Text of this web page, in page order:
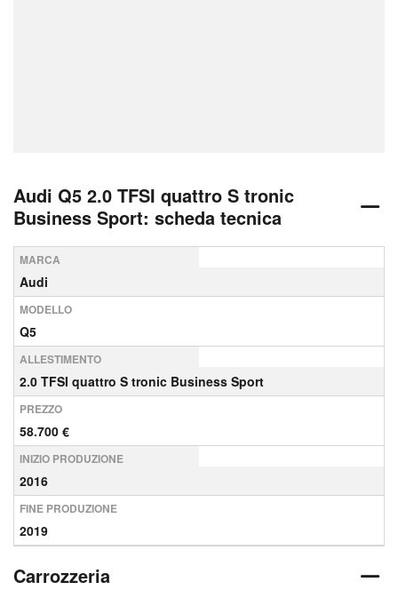
Audi Q5 2.0 TFSI quattro S tronic
Business Sport: scheda tecnica
MARCA
Audi
MODELLO
Q5
ALLESTIMENTO
2.0 TFSI quattro S tronic Business Sport
PREZZO
58.700 €
INIZIO PRODUZIONE
2016
FINE PRODUZIONE
2019
Carrozzeria